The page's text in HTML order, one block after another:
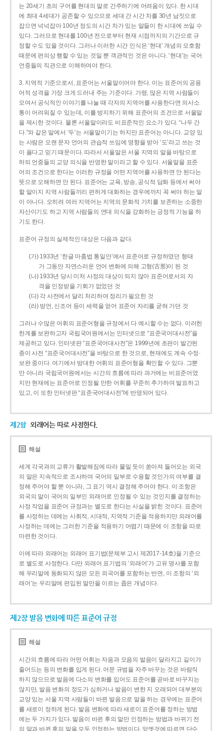
는 20세기 초의 구어를 현대의 말로 간주하기에 어려움이 있다. 한 시대
에 최대 4세대가 공존할 수 있으므로 세대 간 시간 차를 30년 남짓으로
잡으면 넉넉잡아 100년 정도의 시간 차가 있는 말들이 한 시대에 쓰일 수
있다. 그러므로 현대를 100년 전으로부터 현재 시점까지의 기간으로 규
정할 수도 있을 것이다. 그러나 이러한 시간 인식은 ‘현대’ 개념의 모호함
때문에 편의상 행할 수 있는 것일 뿐 객관적인 것은 아니다. ‘현대’는 국어
언중들의 직관으로 이해하여야 한다.
3. 지역적 기준으로서, 표준어는 서울말이어야 한다. 이는 표준어의 공용
어적 성격을 가장 크게 드러내 주는 기준이다. 가령, 많은 지역 사람들이
모여서 공식적인 이야기를 나눌 때 각자의 지역어를 사용한다면 의사소
통이 어려워질 수 있는데, 이를 방지하기 위해 표준어의 조건으로 서울말
을 제시한 것이다. 물론 서울말이라도 비표준적인 요소가 있다. “나두 간
다.”와 같은 말에서 ‘두’는 서울말이기는 하지만 표준어는 아니다. 교양 있
는 사람은 오랜 문자 언어의 관습적 쓰임에 영향을 받아 ‘도’라고 쓰는 것
이 옳다고 믿기 때문이다. 따라서 서울말은 서울 지역의 말을 바탕으로
하되 언중들의 교양 의식을 반영한 말이라고 할 수 있다. 서울말을 표준
어의 조건으로 한다는 이러한 규정을 어떤 지역어를 사용하면 안 된다는
뜻으로 오해하면 안 된다. 표준어는 교육, 방송, 공식적 담화 등에서 써야
할 말이지 지역 사람들끼리 편하게 대화하는 경우에까지 꼭 써야 하는 말
이 아니다. 오히려 여러 지역어는 지역의 문화적 가치를 보존하는 소중한
자산이기도 하고 지역 사람들의 연대 의식을 강화하는 긍정적 기능을 하
기도 한다.
표준어 규정의 실제적인 대상은 다음과 같다.
(가) 1933년 ‘한글 마춤법 통일안’에서 표준어로 규정하였던 형태
가 그동안 자연스러운 언어 변화에 의해 고형(古形)이 된 것
(나) 1933년 당시 미처 사정의 대상이 되지 않아 표준어로서의 자
격을 인정받을 기회가 없었던 것
(다) 각 사전에서 달리 처리하여 정리가 필요한 것
(라) 방언, 신조어 등이 세력을 얻어 표준어 자리를 굳혀 가던 것
그러나 수많은 어휘의 표준어형을 규정에서 다 예시할 수는 없다. 이러한
한계를 보완하고자 국립국어원에서는 인터넷으로 “표준국어대사전”을
제공하고 있다. 인터넷판 “표준국어대사전”은 1999년에 초판이 발간된
종이 사전 “표준국어대사전”을 바탕으로 한 것으로, 현재에도 계속 수정·
보완 중이다. 여기에서 방대한 어휘의 표준어형을 확인할 수 있다. 그뿐
만 아니라 국립국어원에서는 시간의 흐름에 따라 과거에는 비표준어였
지만 현재에는 표준어로 인정될 만한 어휘를 꾸준히 추가하여 발표하고
있고, 이 또한 인터넷판 “표준국어대사전”에 반영되어 있다.
제2항 외래어는 따로 사정한다.
해설
세계 각국과의 교류가 활발해짐에 따라 물밀 듯이 쏟아져 들어오는 외국
의 말은 지속적으로 조사하여 국어의 일부로 수용할 것인가의 여부를 결
정해 주어야 할 뿐 아니라, 그 표기 역시 결정해 주어야 한다. 이 조항은
외국의 말이 국어의 일부인 외래어로 인정될 수 있는 것인지를 결정하는
사정 작업을 표준어 규정과는 별도로 한다는 사실을 밝힌 것이다. 표준어
를 사정하는 데에는 사회적, 시대적, 지역적 기준을 적용하지만 외래어를
사정하는 데에는 그러한 기준을 적용하기 어렵기 때문에 이 조항을 따로
마련한 것이다.
이에 따라 외래어는 외래어 표기법(문체부 고시 제2017-14호)을 기준으
로 별도로 사정한다. 다만 외래어 표기법의 ‘외래어’가 고유 명사를 포함
해 우리말에 동화되지 않은 모든 외국어를 포함하는 반면, 이 조항의 ‘외
래어’는 우리말에 편입된 말만을 이르는 좁은 개념이다.
제2장 발음 변화에 따른 표준어 규정
해설
시간의 흐름에 따라 어떤 어휘는 자음과 모음의 발음이 달라지고 길이가
줄어드는 등의 변화를 입게 된다. 어문 규범을 자주 바꾸는 것은 바람직
하지 않으므로 발음에 다소의 변화를 입어도 표준어를 곧바로 바꾸지는
않지만, 발음 변화의 정도가 심하거나 발음이 변한 지 오래되어 대부분의
교양 있는 서울 지역 사람들이 바뀐 발음으로 말을 하는 경우에는 표준어
를 새로이 정하게 된다. 발음 변화에 따라 새로이 표준어를 정하는 방법
에는 두 가지가 있다. 발음이 바뀐 후의 말만 인정하는 방법과 바뀌기 전
의 말과 바뀐 후의 말을 모두 인정하는 방법이다. 앞엣것에 따르면 단수